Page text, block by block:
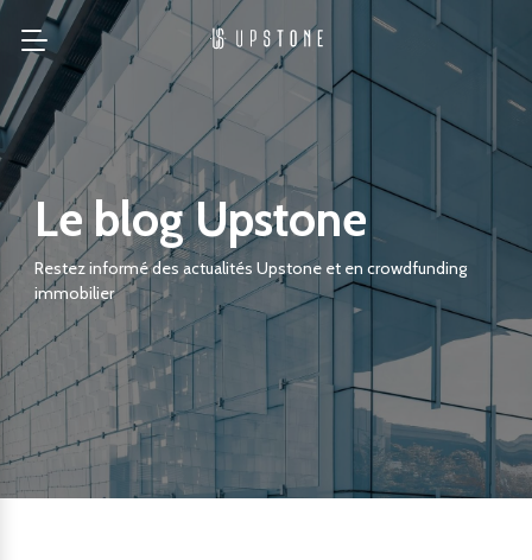
Le blog Upstone
Restez informé des actualités Upstone et en crowdfunding
immobilier